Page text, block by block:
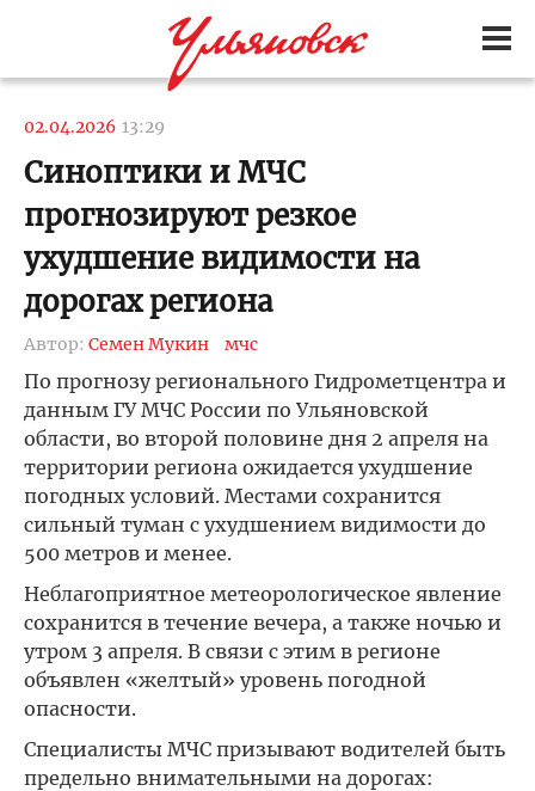
02.04.2026 13:29
Синоптики и МЧС
прогнозируют резкое
ухудшение видимости на
дорогах региона
Автор: Семен Мукин мчс
По прогнозу регионального Гидрометцентра и
данным ГУ МЧС России по Ульяновской
области, во второй половине дня 2 апреля на
территории региона ожидается ухудшение
погодных условий. Местами сохранится
сильный туман с ухудшением видимости до
500 метров и менее.
Неблагоприятное метеорологическое явление
сохранится в течение вечера, а также ночью и
утром 3 апреля. В связи с этим в регионе
объявлен «желтый» уровень погодной
опасности.
Специалисты МЧС призывают водителей быть
предельно внимательными на дорогах: